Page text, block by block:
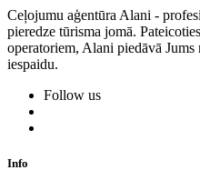
Ceļojumu aģentūra Alani -
pieredze tūrisma jomā.
operatoriem, Alani piedāvā
iespaidu.
Follow us
Info